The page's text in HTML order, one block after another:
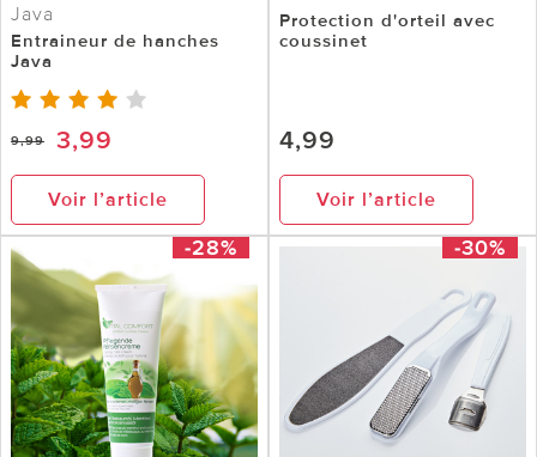
Java
Entraineur de hanches
Java
9,99 3,99
Voir l’article
Protection d'orteil avec
coussinet
4,99
Voir l’article
-28% -30%